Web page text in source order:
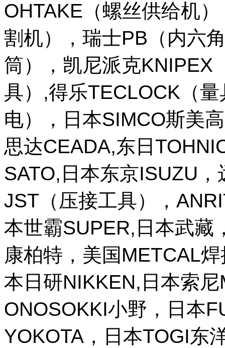
OHTAKE（螺丝供给机
割机），瑞士PB（内六
筒），凯尼派克KNIPEX
具）,得乐TECLOCK（
电），日本SIMCO斯美
思达CEADA,东日
SATO,日本东京ISUZU
JST（压接工具），
本世霸SUPER,日本武藏
康柏特，美国METCAL
本日研NIKKEN,日本索
ONOSOKKI小野，日本
YOKOTA，日本TOGI东